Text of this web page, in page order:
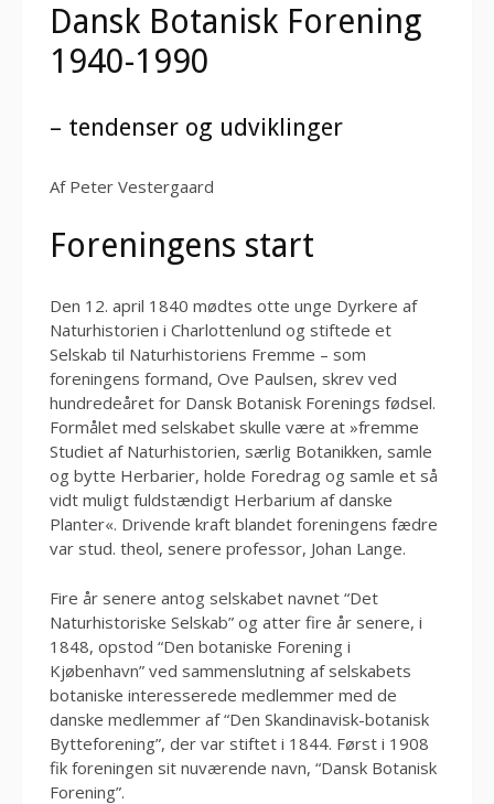
Dansk Botanisk Forening
1940-1990
– tendenser og udviklinger
Af Peter Vestergaard
Foreningens start
Den 12. april 1840 mødtes otte unge Dyrkere af
Naturhistorien i Charlottenlund og stiftede et
Selskab til Naturhistoriens Fremme – som
foreningens formand, Ove Paulsen, skrev ved
hundredeåret for Dansk Botanisk Forenings fødsel.
Formålet med selskabet skulle være at »fremme
Studiet af Naturhistorien, særlig Botanikken, samle
og bytte Herbarier, holde Foredrag og samle et så
vidt muligt fuldstændigt Herbarium af danske
Planter«. Drivende kraft blandet foreningens fædre
var stud. theol, senere professor, Johan Lange.
Fire år senere antog selskabet navnet “Det
Naturhistoriske Selskab” og atter fire år senere, i
1848, opstod “Den botaniske Forening i
Kjøbenhavn” ved sammenslutning af selskabets
botaniske interesserede medlemmer med de
danske medlemmer af “Den Skandinavisk-botanisk
Bytteforening”, der var stiftet i 1844. Først i 1908
fik foreningen sit nuværende navn, “Dansk Botanisk
Forening”.